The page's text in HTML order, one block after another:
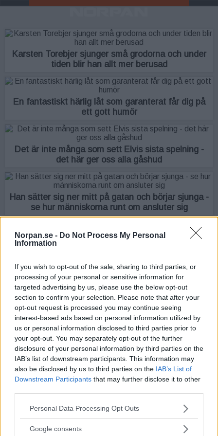
Norpan.se - Do Not Process My Personal
Information
If you wish to opt-out of the sale, sharing to third parties, or
processing of your personal or sensitive information for
targeted advertising by us, please use the below opt-out
section to confirm your selection. Please note that after your
opt-out request is processed you may continue seeing
interest-based ads based on personal information utilized by
us or personal information disclosed to third parties prior to
your opt-out. You may separately opt-out of the further
disclosure of your personal information by third parties on the
IAB’s list of downstream participants. This information may
also be disclosed by us to third parties on the IAB’s List of
Downstream Participants that may further disclose it to other
Please note that this website/app uses one or more Google
not limited to your visit or usage behaviour. You may click to
Personal Data Processing Opt Outs
Google consents
Karsten Torebjer sjunger små grodorna och under
tiden blir han allt mer berusad
En fantastiskt härlig låt som garanterat får dig på
ett gott humör
Det är inte många som sett Elvis sista spelning -
det här ger oss alla gåshud
Han sätter sig ner mitt på gatan och börjar sjunga -
se hur människorna runt om ansluter sig
Hans son har varit försvunnen sedan 1988 - här
Syskonen skapar magi med den här klassiska
jullåten – det här ger mig gåshud
Den lilla flickan säger att hon kan sjunga som
Whitney Houston - sekunder senare får alla gåshud